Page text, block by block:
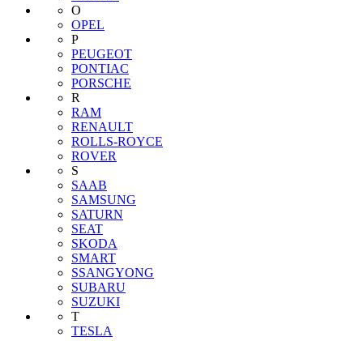
O
OPEL
P
PEUGEOT
PONTIAC
PORSCHE
R
RAM
RENAULT
ROLLS-ROYCE
ROVER
S
SAAB
SAMSUNG
SATURN
SEAT
SKODA
SMART
SSANGYONG
SUBARU
SUZUKI
T
TESLA